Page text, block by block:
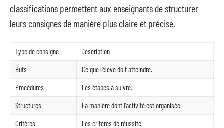
classifications permettent aux enseignants de structurer
leurs consignes de manière plus claire et précise.
Type de consigne
Description
Buts
Ce que l’élève doit atteindre.
Procédures
Les étapes à suivre.
Structures
La manière dont l’activité est organisée.
Critères
Les critères de réussite.